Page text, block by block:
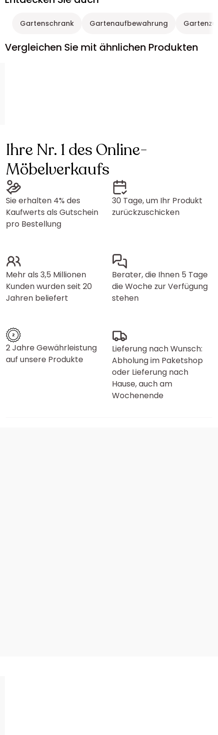
Gartenschrank Gartenaufbewahrung
Vergleichen Sie mit ähnlichen Produkten
Ihre Nr. 1 des Online-
Möbelverkaufs
Sie erhalten 4% des
Kaufwerts als Gutschein
pro Bestellung
30 Tage, um Ihr Produkt
zurückzuschicken
Mehr als 3,5 Millionen
Kunden wurden seit 20
Jahren beliefert
Berater, die Ihnen 5 Tage
die Woche zur Verfügung
stehen
2 Jahre Gewährleistung
auf unsere Produkte
Lieferung nach Wunsch:
Abholung im Paketshop
oder Lieferung nach
Hause, auch am
Wochenende